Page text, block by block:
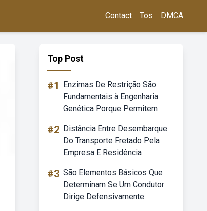
Contact Tos DMCA
Top Post
#1
Enzimas De Restrição São
Fundamentais à Engenharia
Genética Porque Permitem
#2 Distância Entre Desembarque
Do Transporte Fretado Pela
Empresa E Residência
#3 São Elementos Básicos Que
Determinam Se Um Condutor
Dirige Defensivamente: